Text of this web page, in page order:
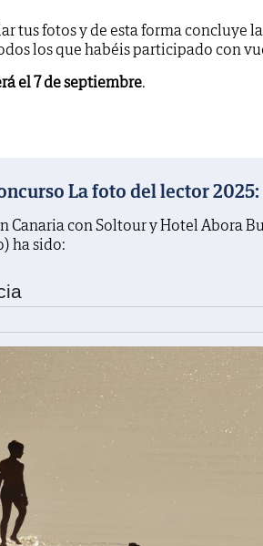
tus fotos y de esta forma concluye
los que habéis participado con
el 7 de septiembre.
La foto del lector 2025:
Canaria con Soltour y Hotel Abora
ha sido: